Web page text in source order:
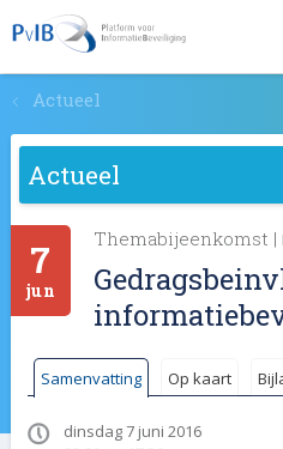
Actueel
Actueel
7
jun
Themabijeenkomst |
Samenvatting Op kaart
dinsdag 7 juni 2016